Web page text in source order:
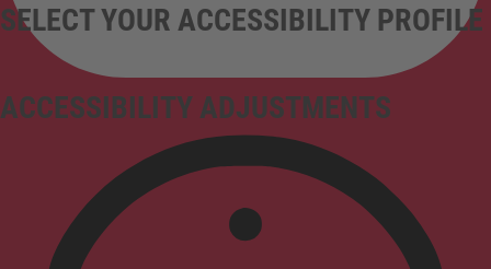
ACCESSIBILITY ADJUSTMENTS
SELECT YOUR ACCESSIBILITY PROFILE